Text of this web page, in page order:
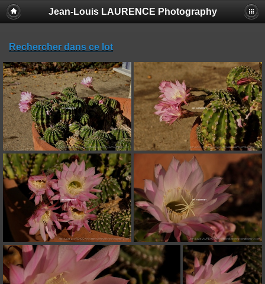
Jean-Louis LAURENCE Photography
Rechercher dans ce lot